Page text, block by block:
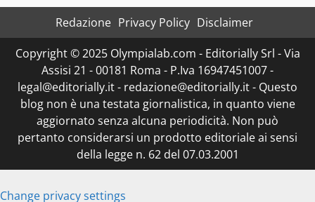
Redazione Privacy Policy Disclaimer
Copyright © 2025 Olympialab.com - Editorially Srl - Via
Assisi 21 - 00181 Roma - P.Iva 16947451007 -
legal@editorially.it - redazione@editorially.it - Questo
blog non è una testata giornalistica, in quanto viene
aggiornato senza alcuna periodicità. Non può
pertanto considerarsi un prodotto editoriale ai sensi
della legge n. 62 del 07.03.2001
Change privacy settings